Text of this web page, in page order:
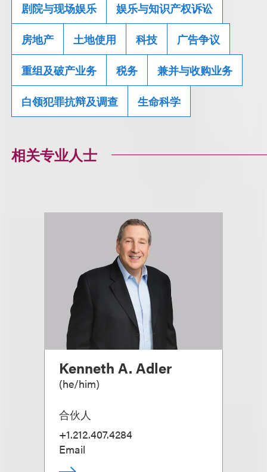
剧院与现场娱乐 娱乐与知识产权诉讼
房地产 土地使用 科技 广告争议
重组及破产业务 税务 兼并与收购业务
白领犯罪抗辩及调查 生命科学
相关专业人士
Kenneth A. Adler
(he/him)
合伙人
+1.212.407.4284
Email